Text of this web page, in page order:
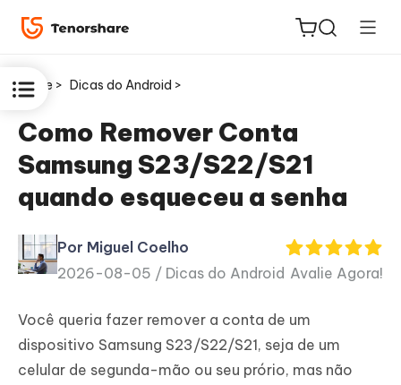
ReiBoot
for iOS
PDNob
PDF
Novo
iAnyGo
Home > Dicas do Android >
Como Remover Conta
Samsung S23/S22/S21
quando esqueceu a senha
Por Miguel Coelho
2026-08-05 / Dicas do Android Avalie Agora!
Você queria fazer remover a conta de um
dispositivo Samsung S23/S22/S21, seja de um
celular de segunda-mão ou seu prório, mas não